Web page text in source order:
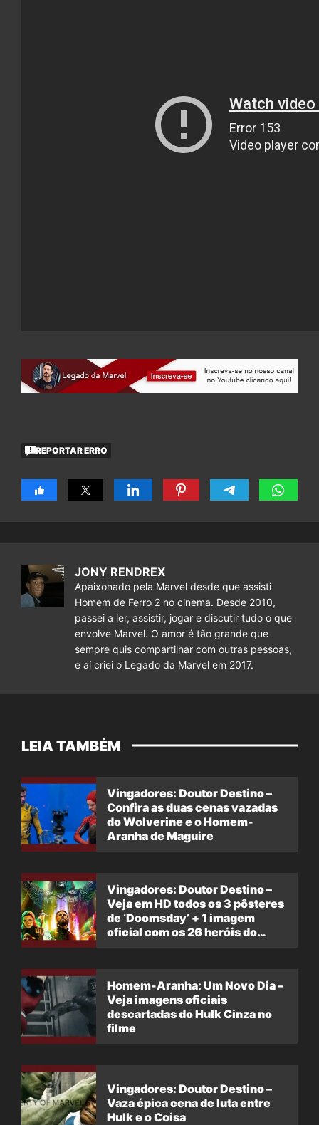
REPORTAR ERRO
JONY RENDREX
Apaixonado pela Marvel desde que assisti
Homem de Ferro 2 no cinema. Desde 2010,
passei a ler, assistir, jogar e discutir tudo o que
envolve Marvel. O amor é tão grande que
sempre quis compartilhar com outras pessoas,
e aí criei o Legado da Marvel em 2017.
LEIA TAMBÉM
Vingadores: Doutor Destino –
Confira as duas cenas vazadas
do Wolverine e o Homem-
Aranha de Maguire
Vingadores: Doutor Destino –
Veja em HD todos os 3 pôsteres
de ‘Doomsday’ + 1 imagem
oficial com os 26 heróis do
Homem-Aranha: Um Novo Dia –
Veja imagens oficiais
descartadas do Hulk Cinza no
filme
Vingadores: Doutor Destino –
Vaza épica cena de luta entre
Hulk e o Coisa